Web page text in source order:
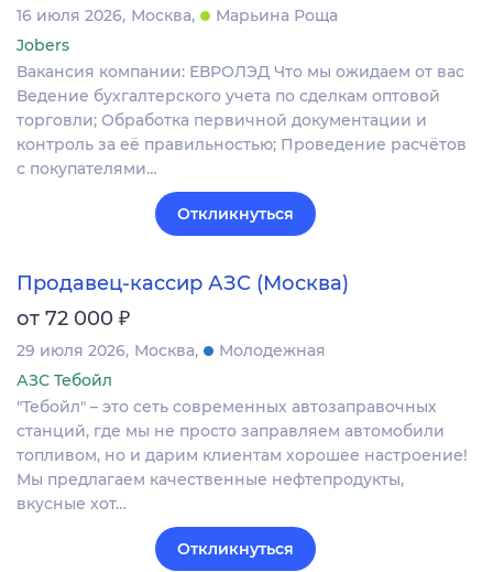
16 июля 2026 Москва
Марьина Роща
Jobers
Вакансия компании: ЕВРОЛЭД Что мы ожидаем от вас
Ведение бухгалтерского учета по сделкам оптовой
торговли; Обработка первичной документации и
контроль за её правильностью; Проведение расчётов
с покупателями…
Откликнуться
Продавец-кассир АЗС (Москва)
от 72 000 ₽
29 июля 2026 Москва
Молодежная
АЗС Тебойл
"Тебойл" – это сеть современных автозаправочных
станций, где мы не просто заправляем автомобили
топливом, но и дарим клиентам хорошее настроение!
Мы предлагаем качественные нефтепродукты,
вкусные хот…
Откликнуться